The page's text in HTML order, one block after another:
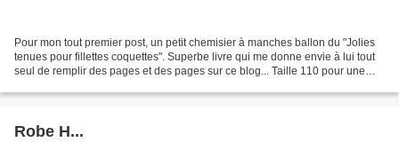
Pour mon tout premier post, un petit chemisier à manches ballon du "Jolies
tenues pour fillettes coquettes". Superbe livre qui me donne envie à lui tout
seul de remplir des pages et des pages sur ce blog... Taille 110 pour une
Robe H...